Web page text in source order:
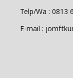
Telp/Wa : 0813
E-mail :